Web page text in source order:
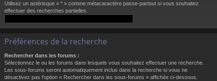
Utilisez un astérisque « * » comme métacaractère passe-partout si vous souhaitez
effectuer des recherches partielles.
Préférences de la recherche
Rechercher dans les forums :
Sélectionnez le ou les forums dans lesquels vous souhaitez effectuer une recherche.
Les sous-forums seront automatiquement inclus dans la recherche si vous ne
désactivez pas l’option « Rechercher dans les sous-forums » affichée ci-dessous.